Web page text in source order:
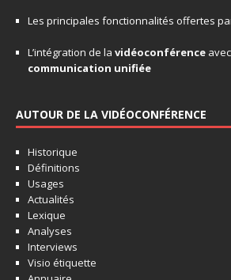
Les principales fonctionnalités offertes
L’intégration de la vidéoconférence
communication unifiée
AUTOUR DE LA VIDÉOCONFÉRENCE
Historique
Définitions
Usages
Actualités
Lexique
Analyses
Interviews
Visio étiquette